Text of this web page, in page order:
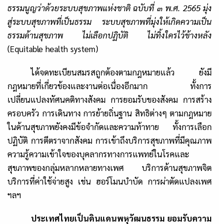
ธรรมนูญว่าด้วยระบบสุขภาพแห่งชาติ ฉบับที่ ๓ พ.ศ. 2565 มุ่ง
สู่ระบบสุขภาพที่เป็นธรรม ระบบสุขภาพที่มุ่งให้เกิดความเป็น
ธรรมด้านสุขภาพ ไม่เลือกปฏิบัติ ไม่ทิ้งใครไว้ข้างหลัง
(Equitable health system)
ได้จดทะเบียนสมรสถูกต้องตามกฎหมายแล้ว ยังมี
กฎหมายที่เกี่ยวข้องและงานต่อเนื่องอีกมาก ทั้งการ
เปลี่ยนแปลงทัศนคติทางสังคม การยอมรับของสังคม การสร้าง
ครอบครัว การเดินทาง การย้ายถิ่นฐาน สิทธิต่างๆ ตามกฎหมาย
ในด้านสุขภาพยังคงมีข้อจำกัดและความท้าทาย ทั้งการเลือก
ปฏิบัติ การตีตราจากสังคม การเข้าถึงบริการสุขภาพที่มีคุณภาพ
ความรู้ความเข้าใจของบุคลากรทางการแพทย์ในโรคและ
สุขภาพของกลุ่มหลากหลายทางเพศ บริการด้านสุขภาพจิต
บริการที่ค่าใช้จ่ายสูง เช่น ฮอร์โมนบำบัด การผ่าตัดแปลงเพศ
ฯลฯ
ประเทศไทยเป็นดินแดนพหุวัฒนธรรม ยอมรับความ